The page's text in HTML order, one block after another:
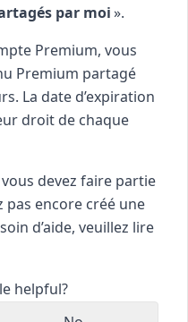
par moi».
Premium, vous
Premium partagé
La date d’expiration
droit de chaque
devez faire partie
pas encore créé une
d’aide, veuillez lire
helpful?